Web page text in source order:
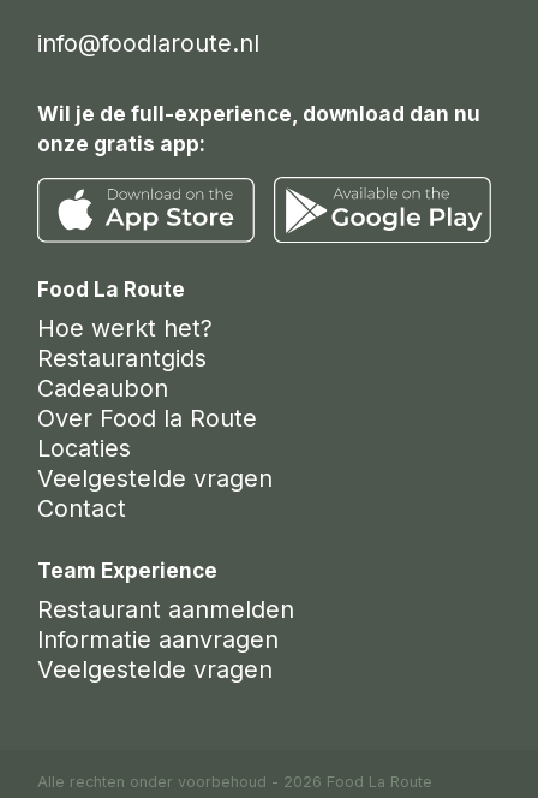
info@foodlaroute.nl
Wil je de full-experience, download dan nu
onze gratis app:
Food La Route
Hoe werkt het?
Restaurantgids
Cadeaubon
Over Food la Route
Locaties
Veelgestelde vragen
Contact
Team Experience
Restaurant aanmelden
Informatie aanvragen
Veelgestelde vragen
Alle rechten onder voorbehoud - 2026 Food La Route